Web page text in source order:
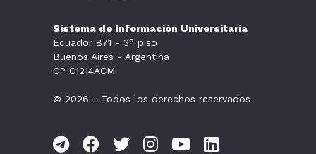
Sistema de Información Universitaria
Ecuador 871 - 3° piso
Buenos Aires - Argentina
CP C1214ACM
© 2026 - Todos los derechos reservados